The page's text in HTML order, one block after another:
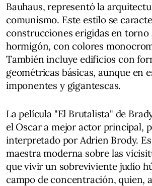
Bauhaus, representó la
comunismo. Este estilo se
construcciones erigidas en torno
hormigón, con colores
También incluye edificios con
geométricas básicas, aunque en
imponentes y gigantescas.
La película "El Brutalista" de
el Oscar a mejor actor principal,
interpretado por Adrien Brody.
maestra moderna sobre las
que vivir un sobreviviente judío
campo de concentración, quien,